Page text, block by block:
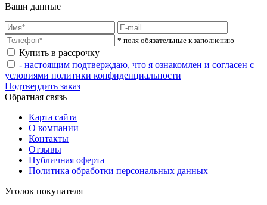
Ваши данные
* поля обязательные к заполнению
Купить в рассрочку
- настоящим подтверждаю, что я ознакомлен и согласен с
условиями политики конфиденциальности
Подтвердить заказ
Обратная связь
Карта сайта
О компании
Контакты
Отзывы
Публичная оферта
Политика обработки персональных данных
Уголок покупателя